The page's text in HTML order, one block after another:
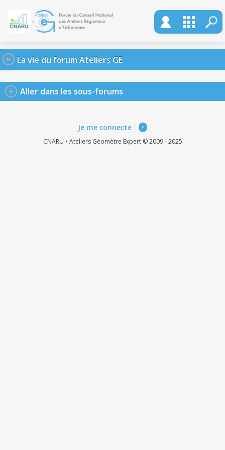
La vie du forum Ateliers GE
Aller dans les sous-forums
Je me connecte ↑
CNARU • Ateliers Géomètre Expert © 2009 - 2025